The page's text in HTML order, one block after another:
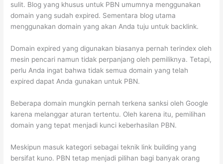
sulit. Blog yang khusus untuk PBN umumnya menggunakan
domain yang sudah expired. Sementara blog utama
menggunakan domain yang akan Anda tuju untuk backlink.
Domain expired yang digunakan biasanya pernah terindex oleh
mesin pencari namun tidak perpanjang oleh pemiliknya. Tetapi,
perlu Anda ingat bahwa tidak semua domain yang telah
expired dapat Anda gunakan untuk PBN.
Beberapa domain mungkin pernah terkena sanksi oleh Google
karena melanggar aturan tertentu. Oleh karena itu, pemilihan
domain yang tepat menjadi kunci keberhasilan PBN.
Meskipun masuk kategori sebagai teknik link building yang
bersifat kuno. PBN tetap menjadi pilihan bagi banyak orang